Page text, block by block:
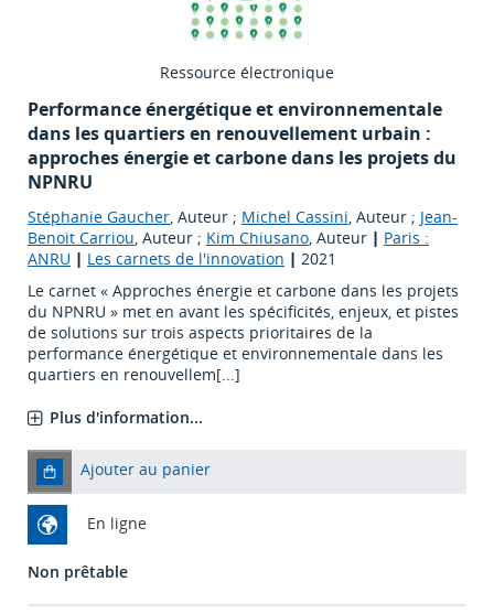
Ressource électronique
Performance énergétique et environnementale
dans les quartiers en renouvellement urbain :
approches énergie et carbone dans les projets du
NPNRU
Stéphanie Gaucher, Auteur ; Michel Cassini, Auteur ; Jean-
Benoit Carriou, Auteur ; Kim Chiusano, Auteur | Paris :
ANRU | Les carnets de l'innovation | 2021
Le carnet « Approches énergie et carbone dans les projets
du NPNRU » met en avant les spécificités, enjeux, et pistes
de solutions sur trois aspects prioritaires de la
performance énergétique et environnementale dans les
quartiers en renouvellem[...]
Plus d'information...
Ajouter au panier
En ligne
Non prêtable